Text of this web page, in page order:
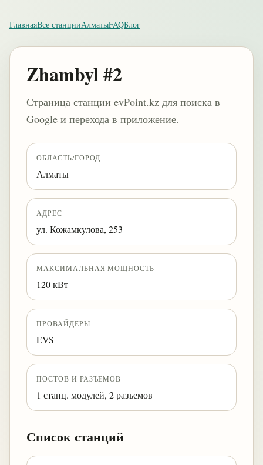
ГлавнаяВсе станцииАлматыFAQБлог
Zhambyl #2
Страница станции evPoint.kz для поиска в
Google и перехода в приложение.
ОБЛАСТЬ/ГОРОД
Алматы
АДРЕС
ул. Кожамкулова, 253
МАКСИМАЛЬНАЯ МОЩНОСТЬ
120 кВт
ПРОВАЙДЕРЫ
EVS
ПОСТОВ И РАЗЪЕМОВ
1 станц. модулей, 2 разъемов
Список станций